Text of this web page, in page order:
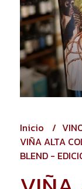
Inicio
VIÑA ALTA
BLEND -